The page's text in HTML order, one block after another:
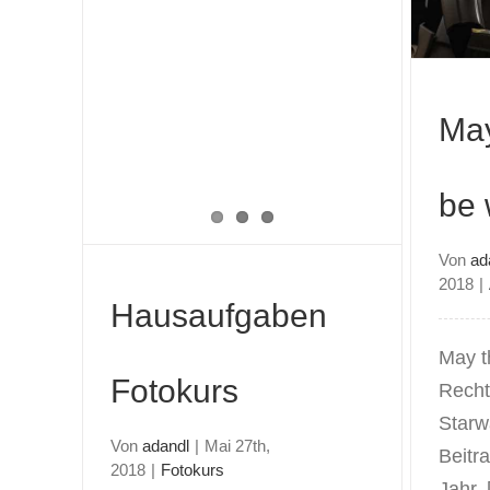
Hausaufgaben
Fotokurs
Von adandl | Mai 27th,
2018 | Fotokurs
with you
be
Von
2018 |
May